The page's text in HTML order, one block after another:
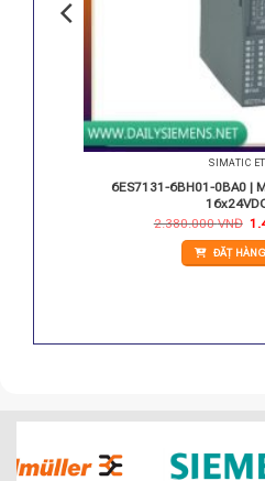
SIMATIC
6ES7131-6BH01-0BA0 |
2.380.000VNĐ
là:
ĐẶT